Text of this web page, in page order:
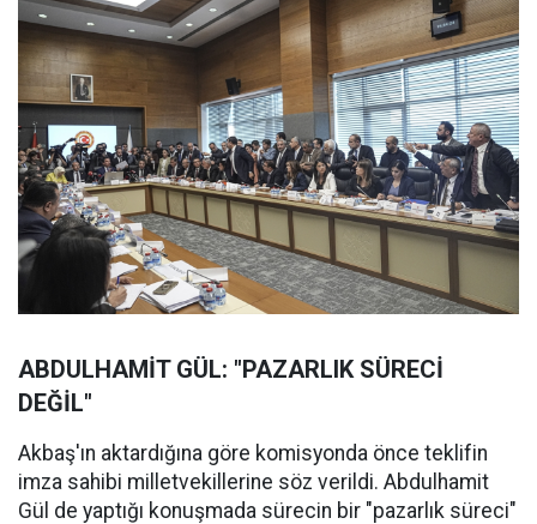
ABDULHAMİT GÜL: "PAZARLIK SÜRECİ
DEĞİL"
Akbaş'ın aktardığına göre komisyonda önce teklifin
imza sahibi milletvekillerine söz verildi. Abdulhamit
Gül de yaptığı konuşmada sürecin bir "pazarlık süreci"